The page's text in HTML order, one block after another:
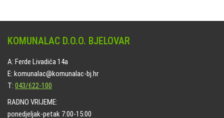
KOMUNALAC D.O.O. BJELOVAR
A: Ferde Livadića 14a
E: komunalac@komunalac-bj.hr
T: 043/622-100
RADNO VRIJEME:
ponedjeljak-petak 7:00-15:00